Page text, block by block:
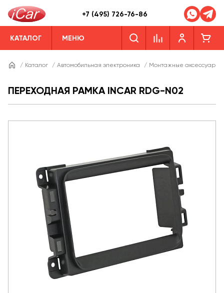
+7 (495) 726-76-86
КАТАЛОГ МЕНЮ
/ Каталог / Автомобильная электроника / Монтажные аксессуары
ПЕРЕХОДНАЯ РАМКА INCAR RDG-N02